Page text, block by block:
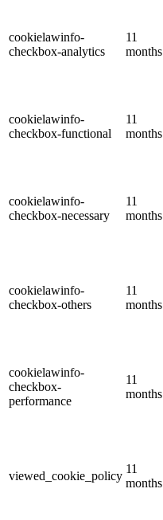
cookielawinfo-
checkbox-analytics
11
months
cookielawinfo-
checkbox-functional
11
months
cookielawinfo-
checkbox-necessary
11
months
cookielawinfo-
checkbox-others
11
months
cookielawinfo-
checkbox-
performance
11
months
viewed_cookie_policy
11
months